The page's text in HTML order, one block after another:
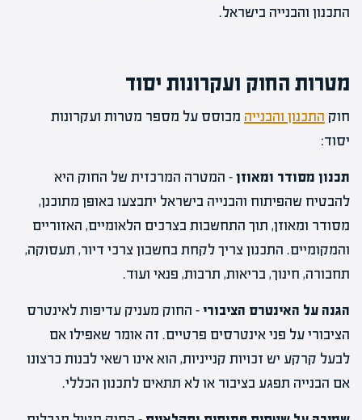
התכנון והבנייה בישראל.
מטרות החוק ועקרונות יסוד
חוק התכנון והבנייה מבוסס על מספר מטרות ועקרונות
יסוד:
תכנון מסודר ומאוזן– המטרה המרכזית של החוק היא
להבטיח שהפיתוח והבנייה בישראל יתבצעו באופן מתוכנן,
מסודר ומאוזן, תוך התחשבות בצרכים הלאומיים, האזוריים
והמקומיים. התכנון צריך לקחת בחשבון צרכי דיור, תעסוקה,
תחבורה, חינוך, בריאות, תרבות, פנאי ועוד.
הגנה על האינטרס הציבורי– החוק מעניק עדיפות לאינטרס
הציבורי על פני אינטרסים פרטיים. זה אומר שאפילו אם
לבעל קרקע יש זכויות קנייניות, הוא אינו רשאי לבנות כרצונו
אם הבנייה תפגע בציבור או לא תתאים לתכנון הכללי.